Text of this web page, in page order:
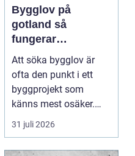
Bygglov på
gotland så
fungerar
processen från idé
till godkänt beslut
Att söka bygglov är
ofta den punkt i ett
byggprojekt som
känns mest osäker.
Frågorna hopar sig:
vilk...
31 juli 2026